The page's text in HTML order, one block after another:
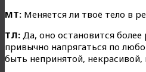
МТ: Меняется ли твоё тело в
ТЛ: Да, оно остановится
привычно напрягаться по
быть непринятой,